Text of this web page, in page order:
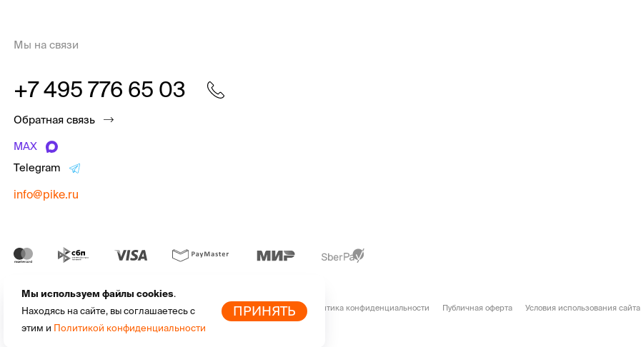
Мы на связи
+7 495 776 65 03
Обратная связь
MAX
Telegram
info@pike.ru
pike.ru © 2010 - 2026 | Высококачественная
активного отдыхаот мировых брендов
Политика конфиденциальности Публичная оферта Условия использования сайта
Мы используем файлы cookies.
Находясь на сайте, вы соглашаетесь с
этим и Политикой конфиденциальности
ПРИНЯТЬ